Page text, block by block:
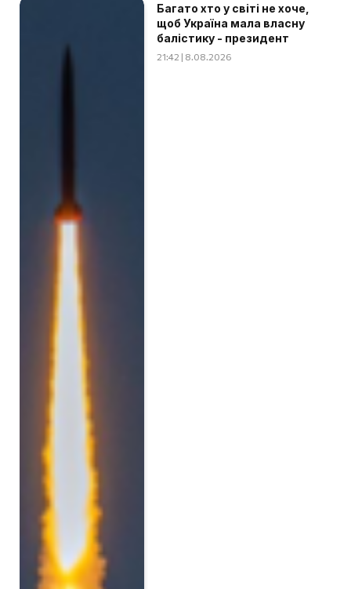
Багато хто у світі не хоче,
щоб Україна мала власну
балістику - президент
21:42 | 8.08.2026